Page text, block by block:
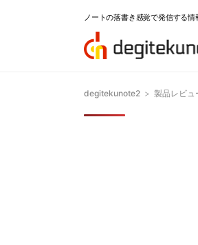
ノートの落書き感覚で発信する
degitekunote2 > 製品レビュ